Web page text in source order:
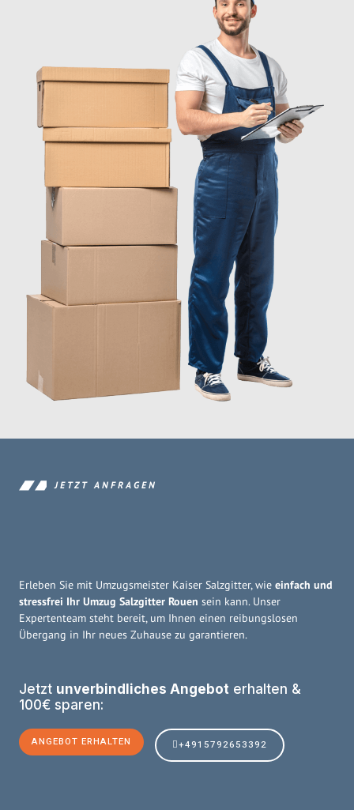
JETZT ANFRAGEN
Erleben Sie mit Umzugsmeister Kaiser Salzgitter, wie einfach und
stressfrei Ihr Umzug Salzgitter Rouen sein kann. Unser
Expertenteam steht bereit, um Ihnen einen reibungslosen
Übergang in Ihr neues Zuhause zu garantieren.
Jetzt unverbindliches Angebot erhalten &
100€ sparen:
ANGEBOT ERHALTEN +4915792653392